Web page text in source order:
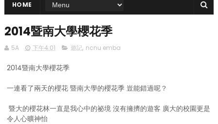
HOME
2014暨南大學櫻花季
5A 下午4:01 遊記, ncnu emba
2014暨南大學櫻花季
一連看了兩天的櫻花 暨南大學的櫻花季 豈能錯過呢？
暨大的櫻花林一直是我心中的祕境 沒有擁擠的遊客 廣大的校園更是
令人心曠神怡